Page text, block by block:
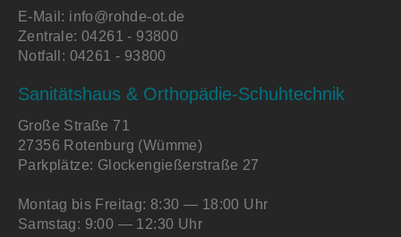
E-Mail: info@rohde-ot.de
Zentrale:04261 - 93800
Notfall: 04261 - 93800
Sanitätshaus & Orthopädie-Schuhtechnik
Große Straße 71
27356 Rotenburg (Wümme)
Parkplätze: Glockengießerstraße 27
Montag bis Freitag: 8:30 — 18:00 Uhr
Samstag: 9:00 — 12:30 Uhr